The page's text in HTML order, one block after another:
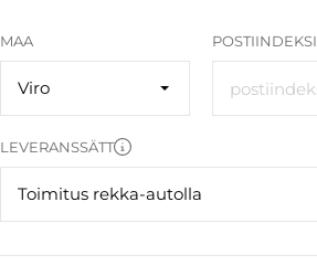
MAA
Viro
POSTIINDEKSI
LEVERANSSÄTT
Toimitus rekka-autolla